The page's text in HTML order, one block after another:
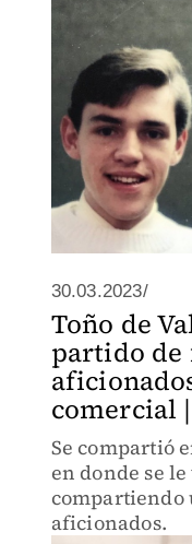
30.03.2023/
Toño de
partido
comercial
Se compartió
en donde se
compartiendo
aficionados.